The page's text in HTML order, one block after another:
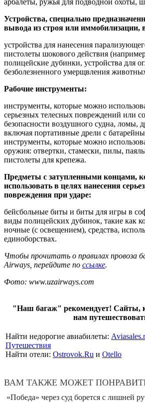
арбалеты, ружья для подводной
Устройства, специально
вывода из строя или иммобилизации,
устройства для нанесения
пистолеты шокового действия
полицейские дубинки, устройства для
безболезненного умерщвления
Рабочие инструменты:
инструменты, которые можно
серьезных телесных повреждений или
безопасности воздушного судна, ломы,
включая портативные дрели с
инструменты, которые можно
оружия: отвертки, стамески, пилы,
пистолеты для крепежа.
Предметы с затупленными концами,
использовать в целях нанесения
повреждения при ударе:
бейсбольные биты и биты для игры в
виды полицейских дубинок, такие как
ночные (с освещением), средства,
единоборствах.
Чтобы прочитать о правилах провоза
Airways , перейдите по ссылке.
Фото: www.uzairways.com
"Наш багаж" рекомендует! Сайты,
нам
Найти недорогие авиабилеты:
Путешествия
Найти отели: Ostrovok.Ru и Otello
ВАМ ТАКЖЕ МОЖЕТ
«Победа» через суд борется с лишней